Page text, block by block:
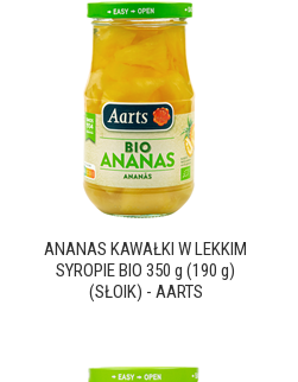
ANANAS KAWAŁKI W LEKKIM
SYROPIE BIO 350 g (190 g)
(SŁOIK) - AARTS